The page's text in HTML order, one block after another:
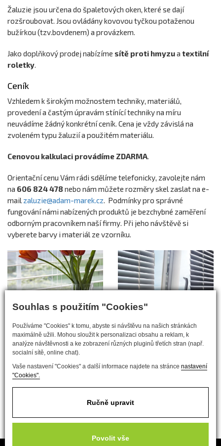
Souhlas s použitím "Cookies"
Používáme "Cookies" k tomu, abyste si návštěvu na našich stránkách
maximálně užili. Mohou sloužit k personalizaci obsahu a reklam, k
analýze návštěvnosti a ke zobrazení různých pluginů třetích stran (např.
socialní sítě, online chat).
Vaše nastavení "Cookies" a další informace najdete na stránce nastavení
"Cookies".
Ručně upravit
Povolit vše
Žaluzie jsou určena do špaletových oken, které se dají
rozšroubovat. Jsou ovládány kovovou tyčkou potaženou
bužírkou (tzv.bovdenem) a provázkem.
Jako doplňkový prodej nabízíme sítě proti hmyzua textilní
roletky.
Ceník
Vzhledem k širokým možnostem techniky, materiálů,
provedení a častým úpravám stínící techniky na míru
neuvádíme žádný konkrétní ceník. Cena je vždy závislá na
zvoleném typu žaluzií a použitém materiálu.
Cenovou kalkulaci provádíme ZDARMA.
Orientační cenu Vám rádi sdělíme telefonicky, zavolejte nám
na 606 824 478 nebo nám můžete rozměry skel zaslat na e-
mail zaluzie@adam-marek.cz. Podmínky pro správné
fungování námi nabízených produktů je bezchybné zaměření
odborným pracovníkem naší firmy. Při jeho návštěvě si
vyberete barvy i materiál ze vzorníku.